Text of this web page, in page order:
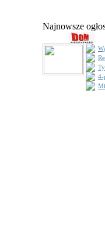
Najnowsze
4-